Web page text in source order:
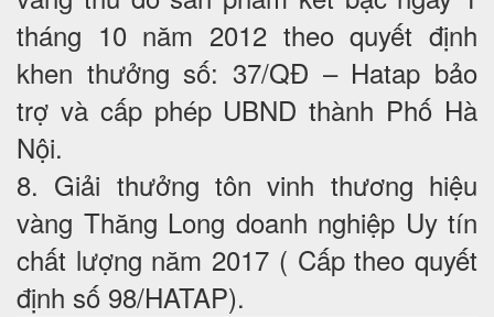
tháng 10 năm 2012 theo quyết định
khen thưởng số: 37/QĐ – Hatap bảo
trợ và cấp phép UBND thành Phố Hà
Nội.
8. Giải thưởng tôn vinh thương hiệu
vàng Thăng Long doanh nghiệp Uy tín
chất lượng năm 2017 ( Cấp theo quyết
định số 98/HATAP).